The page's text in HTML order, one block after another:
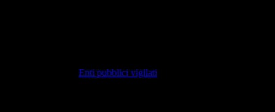
Enti pubblici vigilati